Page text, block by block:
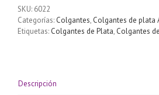
SKU: 6022
Categorías: Colgantes, Colgantes de plata
Etiquetas: Colgantes de Plata, Colgantes
Descripción